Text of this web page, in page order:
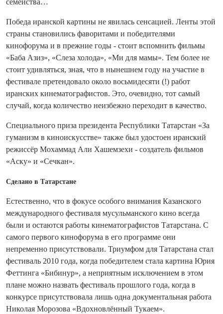
семейства…
Победа иранской картины не явилась сенсацией. Ленты этой
страны становились фаворитами и победителями
кинофорума и в прежние годы - стоит вспомнить фильмы
«Баба Азиз», «Слеза холода», «Ми для мамы». Тем более не
стоит удивляться, зная, что в нынешнем году на участие в
фестивале претендовало около вось­мидесяти (!) работ
иранских кинематографистов. Это, очевидно, тот самый
случай, когда количество неизбежно переходит в качество.
Специального приза президента Рес­публики Татарстан «За
гуманизм в кино­искусстве» также был удостоен иранский
режиссёр Мохаммад Али Хашемзехи - создатель фильмов
«Аску» и «Сечкан».
Сделано в Татарстане
Естественно, что в фокусе особого внимания Казанского
международного фес­тиваля мусульманского кино всегда
были и остаются работы кинематографистов Татарстана. С
самого первого кинофорума в его программе они
непременно присутствовали. Триумфом для Татарстана стал
фестиваль 2010 года, когда победителем стала картина Юрия
Феттинга «Бибинур», а неприятным исключением в этом
плане можно назвать фестиваль прошлого года, когда в
конкурсе присутствовала лишь одна документальная работа
Николая Морозова «Вдохновлённый Тукаем».